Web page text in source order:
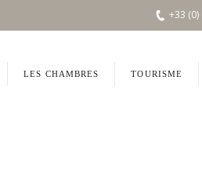
+33
LES CHAMBRES TOURISME